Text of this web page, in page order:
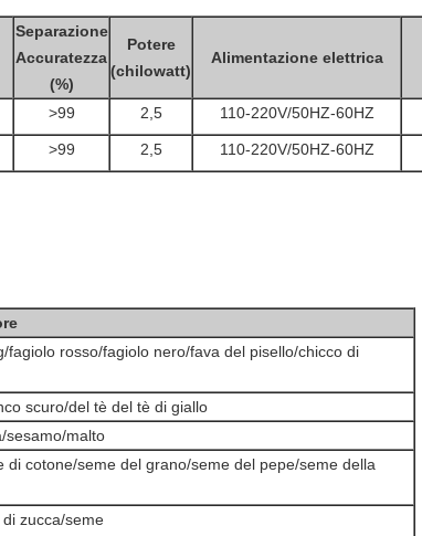
Separazione
Accuratezza
(%)
Potere
(chilowatt)
Alimentazione elettrica
>99 2,5 110-220V/50HZ-60HZ
>99 2,5 110-220V/50HZ-60HZ
fagiolo rosso/fagiolo nero/fava del pisello/chicco di
scuro/del tè del tè di giallo
sesamo/malto
di cotone/seme del grano/seme del pepe/seme della
zucca/seme